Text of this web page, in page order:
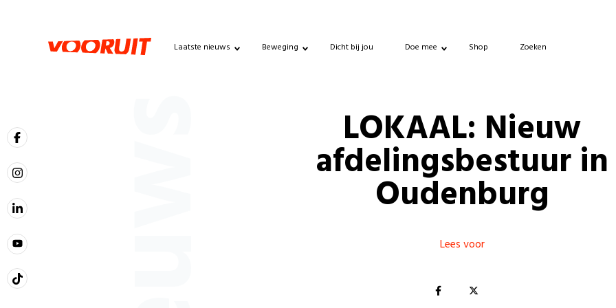
Laatste nieuws Beweging Dicht bij jou Doe mee Shop Zoeken
LOKAAL: Nieuw
afdelingsbestuur in
Oudenburg
Lees voor